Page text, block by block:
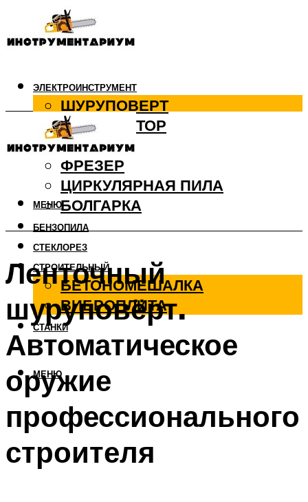
ЭЛЕКТРОИНСТРУМЕНТ
ШУРУПОВЕРТ
ПЕРФОРАТОР
ДРЕЛЬ
ФРЕЗЕР
ЦИРКУЛЯРНАЯ ПИЛА
БОЛГАРКА
БЕНЗОПИЛА
СТЕКЛОРЕЗ
СТРОИТЕЛЬНЫЙ
БЕТОНОМЕШАЛКА
ВИБРОПЛИТА
СТАНКИ
МЕНЮ
МЕНЮ
Ленточный
шуруповёрт.
Автоматическое
оружие
профессионального
строителя